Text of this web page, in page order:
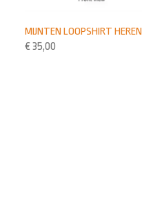
MIJNTEN LOOPSHIRT HEREN
€ 35,00